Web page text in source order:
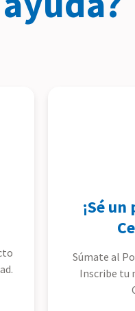
¡Sé
Súmate al
Inscribe tu